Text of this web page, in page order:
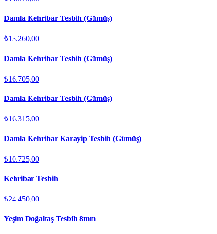
Damla Kehribar Tesbih (Gümüş)
₺13.260,00
Damla Kehribar Tesbih (Gümüş)
₺16.705,00
Damla Kehribar Tesbih (Gümüş)
₺16.315,00
Damla Kehribar Karayip Tesbih (Gümüş)
₺10.725,00
Kehribar Tesbih
₺24.450,00
Yeşim Doğaltaş Tesbih 8mm